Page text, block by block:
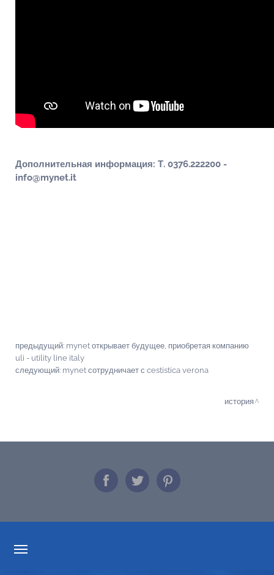
Дополнительная информация: Т. 0376.222200 -
info@mynet.it
предыдущий: mynet открывает будущее, приобретая компанию
uli - utility line italy
следующий: mynet сотрудничает с cestistica verona
история